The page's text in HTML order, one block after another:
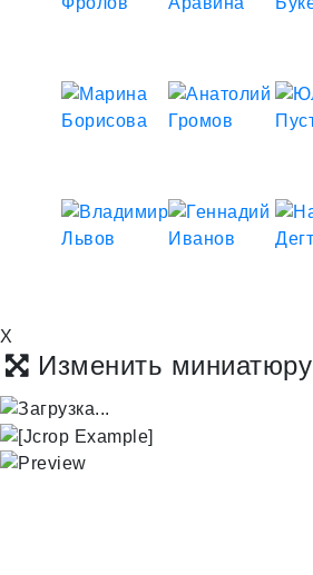
X
Изменить миниатюру